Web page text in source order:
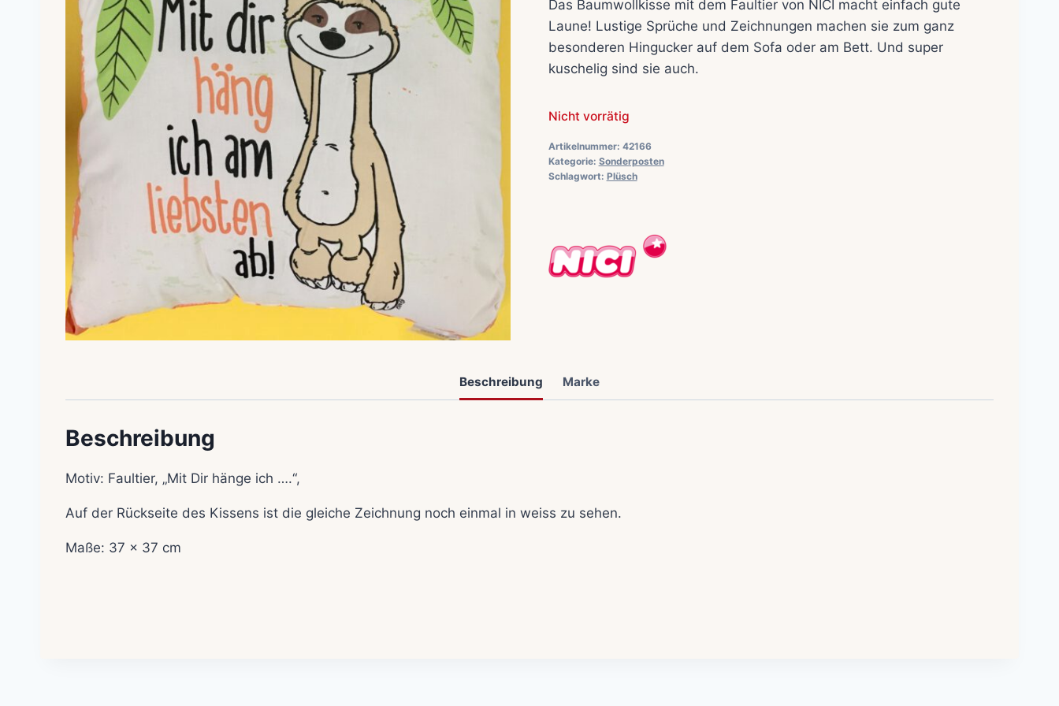
Das Baumwollkisse mit dem Faultier von NICI macht einfach gute
Laune! Lustige Sprüche und Zeichnungen machen sie zum ganz
besonderen Hingucker auf dem Sofa oder am Bett. Und super
kuschelig sind sie auch.
Nicht vorrätig
Artikelnummer: 42166
Kategorie: Sonderposten
Schlagwort: Plüsch
Beschreibung Marke
Beschreibung
Motiv: Faultier, „Mit Dir hänge ich ….“,
Auf der Rückseite des Kissens ist die gleiche Zeichnung noch einmal in weiss zu sehen.
Maße: 37 x 37 cm